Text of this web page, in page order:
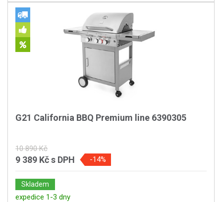
G21 California BBQ Premium line 6390305
10 890 Kč
9 389 Kčs DPH -14%
Skladem
expedice 1-3 dny